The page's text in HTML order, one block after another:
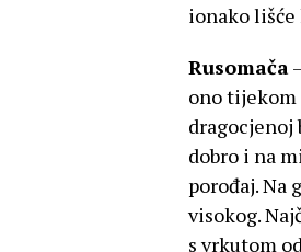
ionako
Rusomača
ono tijekom
dragocjenoj
dobro i na
porođaj. Na
visokog.
s vrkutom